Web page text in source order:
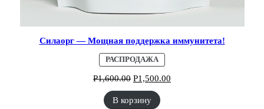
Силаорг — Мощная поддержка иммунитета!
РАСПРОДАЖАПРОДАВАЕМЫЙ
ТОВАР
Р1,600.00 Р1,500.00
В корзину